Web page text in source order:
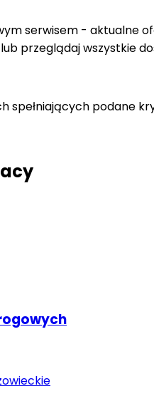
serwisem - aktualne
przeglądaj wszystkie
spełniających podane